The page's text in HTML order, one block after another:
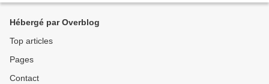
Hébergé par Overblog
Top articles
Pages
Contact